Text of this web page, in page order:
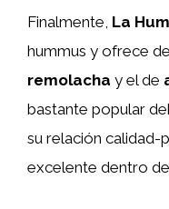
Finalmente, La
hummus y ofrece
remolacha y el de
bastante popular
su relación calidad-
excelente dentro